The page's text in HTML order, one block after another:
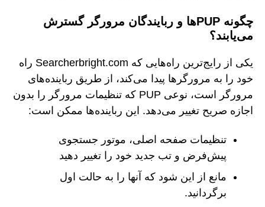
چگونه PUPها و ربایندگان مرورگر گسترش
می‌یابند؟
یکی از رایج‌ترین راه‌هایی که Searcherbright.com راه
خود را به مرورگرها پیدا می‌کند، از طریق رباینده‌های
مرورگر است، نوعی PUP که تنظیمات مرورگر را بدون
اجازه صریح تغییر می‌دهد. این رباینده‌ها ممکن است:
تنظیمات صفحه اصلی، موتور جستجوی
پیش‌فرض و تب جدید خود را تغییر دهید
مانع از این شود که آنها را به حالت اول
برگردانید.